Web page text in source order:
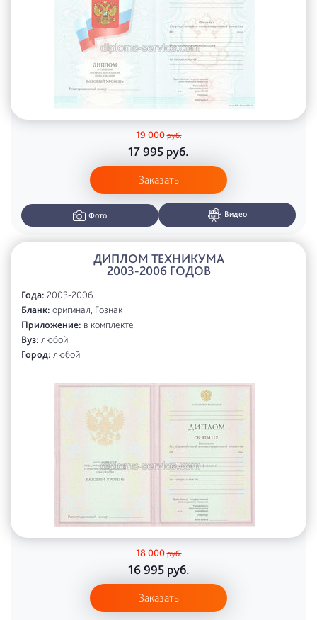
19 000руб.
17 995 руб.
Заказать
Фото Видео
ДИПЛОМ ТЕХНИКУМА
2003-2006 ГОДОВ
Года: 2003-2006
Бланк: оригинал, Гознак
Приложение: в комплекте
Вуз: любой
Город: любой
18 000руб.
16 995 руб.
Заказать